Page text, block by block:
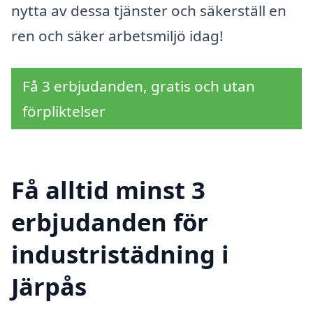
nytta av dessa tjänster och säkerställ en
ren och säker arbetsmiljö idag!
Få 3 erbjudanden, gratis och utan
förpliktelser
Få alltid minst 3
erbjudanden för
industristädning i
Järpås